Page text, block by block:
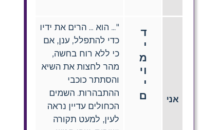
אני
ד
י
מ
וי
י
ם
"... הוא ... הרים את ידיו
כדי להתפלל, ענן, אם
כי ללא רוח בחשה,
מהר לחצות את השיא
והסתתר כוכבי
ההתבהרות. השמים
הכחולים עדיין נראה
לעין, למעט תקורה